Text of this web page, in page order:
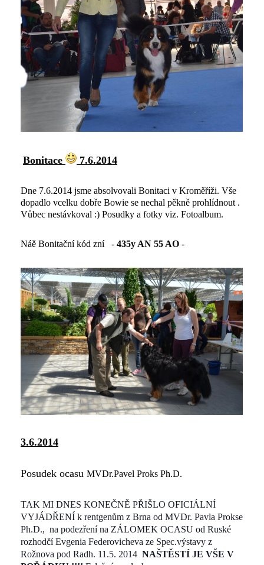
Bonitace 7.6.2014
Dne 7.6.2014 jsme absolvovali Bonitaci v Kroměříži. Vše
dopadlo vcelku dobře Bowie se nechal pěkně prohlídnout .
Vůbec nestávkoval :) Posudky a fotky viz. Fotoalbum.
Náě Bonitační kód zní - 435y AN 55 AO -
3.6.2014
Posudek ocasu MVDr.Pavel Proks Ph.D.
TAK MI DNES KONEČNĚ PŘIŠLO OFICIÁLNÍ
VYJÁDŘENÍ k rentgenům z Brna od MVDr. Pavla Prokse
Ph.D., na podezření na ZÁLOMEK OCASU od Ruské
rozhodčí Evgenia Federovicheva ze Spec.výstavy z
Rožnova pod Radh. 11.5. 2014 NAŠTĚSTÍ JE VŠE V